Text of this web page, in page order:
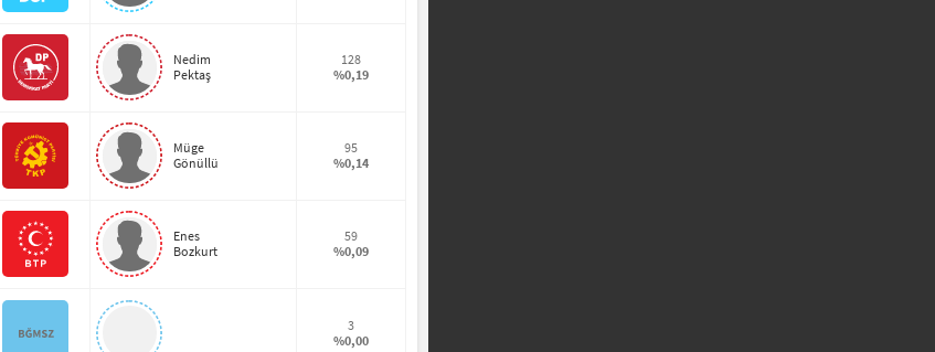
Nedim
Pektaş
128
%0,19
Müge
Gönüllü
95
%0,14
Enes
Bozkurt
59
%0,09
3
%0,00